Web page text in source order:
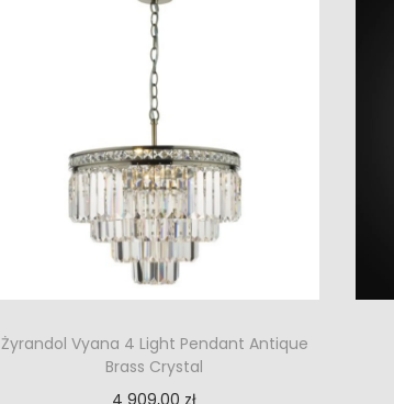
Żyrandol Vyana 4 Light Pendant Antique
Brass Crystal
4 909,00 zł